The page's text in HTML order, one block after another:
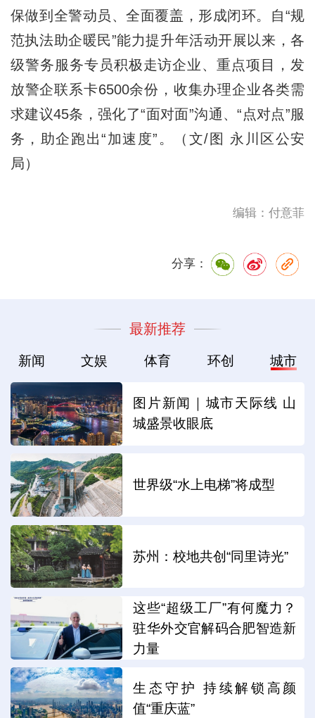
保做到全警动员、全面覆盖，形成闭环。自“规
范执法助企暖民”能力提升年活动开展以来，各
级警务服务专员积极走访企业、重点项目，发
放警企联系卡6500余份，收集办理企业各类需
求建议45条，强化了“面对面”沟通、“点对点”服
务，助企跑出“加速度”。（文/图 永川区公安
局）
编辑：付意菲
分享：
最新推荐
新闻 文娱 体育 环创 城市
图片新闻｜城市天际线 山
城盛景收眼底
世界级“水上电梯”将成型
苏州：校地共创“同里诗光”
这些“超级工厂”有何魔力？
驻华外交官解码合肥智造新
力量
生态守护 持续解锁高颜
值“重庆蓝”